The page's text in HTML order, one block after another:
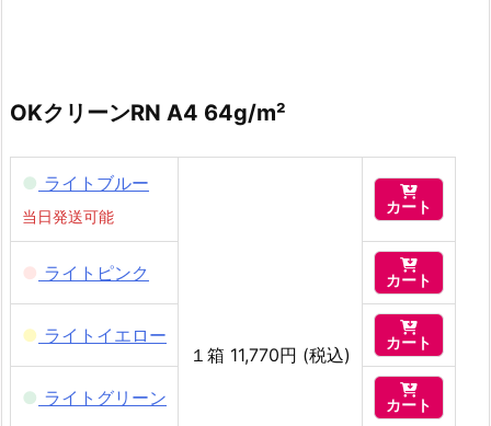
OKクリーンRN A4 64g/m²
● ライトブルー
当日発送可能
１箱 11,770円 (税込)

カート
● ライトピンク

カート
● ライトイエロー

カート
● ライトグリーン

カート